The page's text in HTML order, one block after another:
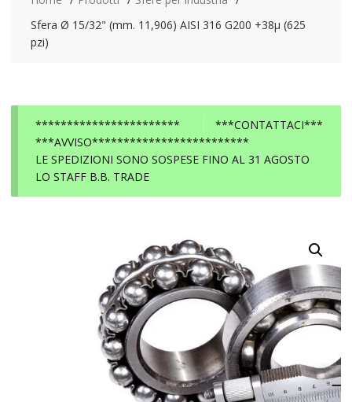
Sfera Ø 15/32" (mm. 11,906) AISI 316 G200 +38µ (625
pzi)
***CONTATTACI***
***********************
***AVVISO*************************
LE SPEDIZIONI SONO SOSPESE FINO AL 31 AGOSTO
LO STAFF B.B. TRADE